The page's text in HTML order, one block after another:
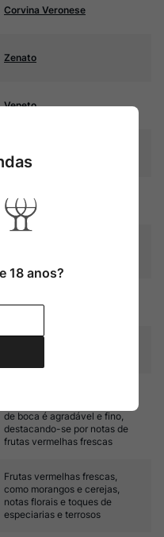
Corvina Veronese
Zenato
Veneto
Itália
Rubi com reflexos granada
Sem estágio em carvalho
de boca é agradável e fino,
destacando-se por notas de
frutas vermelhas frescas
Frutas vermelhas frescas,
como morangos e cerejas,
notas florais e toques de
especiarias e terrosos
18 anos?